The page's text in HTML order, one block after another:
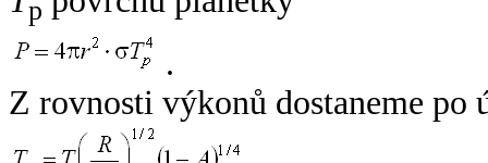
p
.
Z rovnosti výkonů dostaneme po